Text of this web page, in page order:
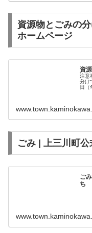
資源物とごみの
ホームページ
資
注意
分け
日（
ごみ | 上三川町
ご
ち